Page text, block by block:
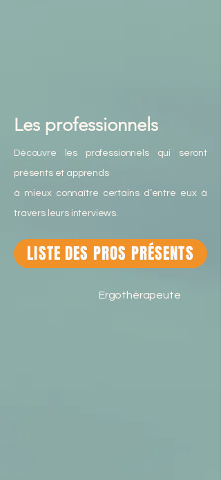
Les professionnels
Découvre les professionnels qui seront
présents et apprends
à mieux connaître certains d’entre eux à
travers leurs interviews.
LISTE DES PROS PRÉSENTS
Ergothérapeute